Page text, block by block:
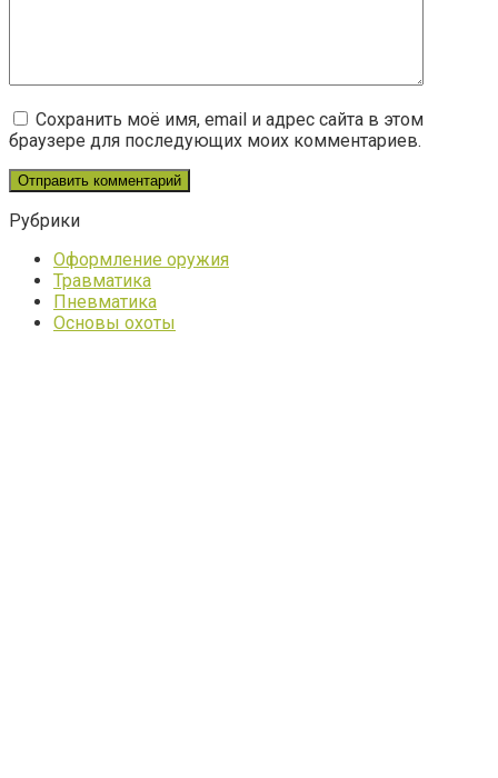
Сохранить моё имя, email и адрес сайта в этом
браузере для последующих моих комментариев.
Рубрики
Оформление оружия
Травматика
Пневматика
Основы охоты